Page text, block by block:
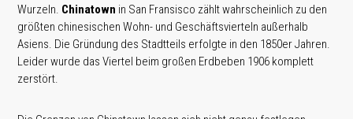
Wurzeln. Chinatown in San Fransisco zählt wahrscheinlich zu den
größten chinesischen Wohn- und Geschäftsvierteln außerhalb
Asiens. Die Gründung des Stadtteils erfolgte in den 1850er Jahren.
Leider wurde das Viertel beim großen Erdbeben 1906 komplett
zerstört.